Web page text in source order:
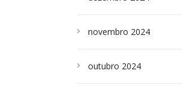
novembro 2024
outubro 2024